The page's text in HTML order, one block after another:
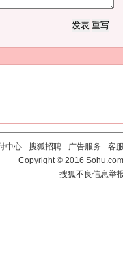
中心 - 搜狐招聘 - 广告服务 - 客
Copyright©2016
搜狐不良信息举